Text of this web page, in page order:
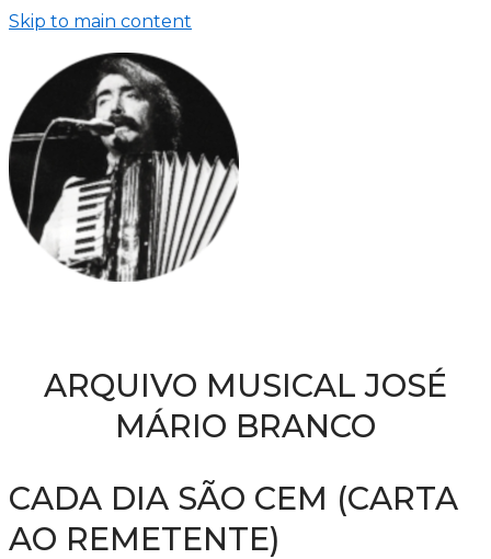
Skip to main content
ARQUIVO MUSICAL JOSÉ
MÁRIO BRANCO
CADA DIA SÃO CEM (CARTA
AO REMETENTE)